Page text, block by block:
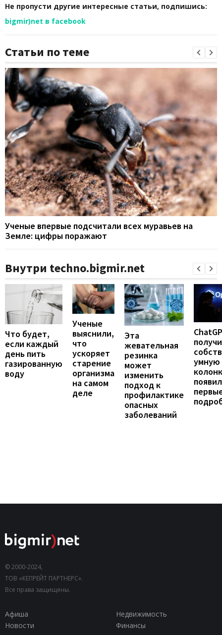
Не пропусти другие интересные статьи, подпишись:
bigmir)net в facebook
Статьи по теме
Ученые впервые подсчитали всех муравьев на
Земле: цифры поражают
Внутри techno.bigmir.net
Что будет,
если каждый
день пить
газированную
воду
Ученые
выяснили,
что
ускоряет
старение
организма
на самом
деле
Эта
жевательная
резинка
может
изменить
подход к
профилактике
опасных
заболеваний
умную
© 2000-2024,
ТОВ «КЕПРЕЙТ ПАРТНЕРС».
Все права защищены.
Афиша
Недвижимость
Новости
Финансы